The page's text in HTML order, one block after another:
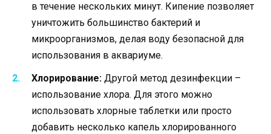
в течение нескольких минут. Кипение позволяет
уничтожить большинство бактерий и
микроорганизмов, делая воду безопасной для
использования в аквариуме.
Хлорирование: Другой метод дезинфекции –
использование хлора. Для этого можно
использовать хлорные таблетки или просто
добавить несколько капель хлорированного